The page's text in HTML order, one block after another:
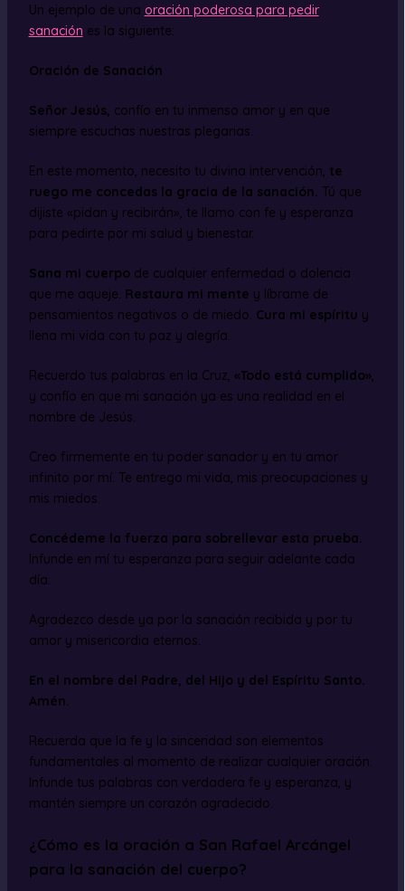
Un ejemplo de una oración poderosa para pedir
sanación es la siguiente:
Oración de Sanación
Señor Jesús, confío en tu inmenso amor y en que
siempre escuchas nuestras plegarias.
En este momento, necesito tu divina intervención, te
ruego me concedas la gracia de la sanación. Tú que
dijiste «pidan y recibirán», te llamo con fe y esperanza
para pedirte por mi salud y bienestar.
Sana mi cuerpode cualquier enfermedad o dolencia
que me aqueje. Restaura mi mente y líbrame de
pensamientos negativos o de miedo. Cura mi espíritu y
llena mi vida con tu paz y alegría.
Recuerdo tus palabras en la Cruz, «Todo está cumplido»,
y confío en que mi sanación ya es una realidad en el
nombre de Jesús.
Creo firmemente en tu poder sanador y en tu amor
infinito por mí. Te entrego mi vida, mis preocupaciones y
mis miedos.
Concédeme la fuerza para sobrellevar esta prueba.
Infunde en mí tu esperanza para seguir adelante cada
día.
Agradezco desde ya por la sanación recibida y por tu
amor y misericordia eternos.
En el nombre del Padre, del Hijo y del Espíritu Santo.
Amén.
Recuerda que la fe y la sinceridad son elementos
fundamentales al momento de realizar cualquier oración.
Infunde tus palabras con verdadera fe y esperanza, y
mantén siempre un corazón agradecido.
¿Cómo es la oración a San Rafael Arcángel
para la sanación del cuerpo?